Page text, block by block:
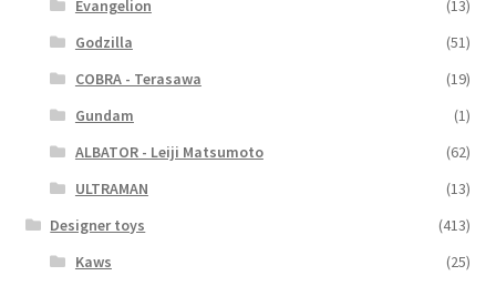
Evangelion
(13)
Godzilla
(51)
COBRA - Terasawa
(19)
Gundam
(1)
ALBATOR - Leiji Matsumoto
(62)
ULTRAMAN
(13)
Designer toys
(413)
Kaws
(25)